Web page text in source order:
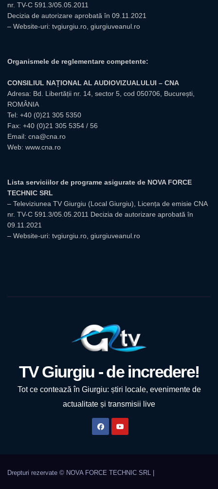
nr. TV-C 591.3/05.05.2011
Decizia de autorizare aprobată în 09.11.2021
– Website-uri: tvgiurgiu.ro giurgiuveanul.ro
Organismele de reglementare competente:
CONSILIUL NAȚIONAL AL AUDIOVIZUALULUI – CNA
Adresa: Bd. Libertății nr. 14, sector 5, cod 050706, București,
ROMÂNIA
Tel: +40 (0)21 305 5350
Fax: +40 (0)21 305 5354 / 56
Email: cna@cna.ro
Web: www.cna.ro
Lista serviciilor de programe asigurate de NOVA FORCE
TECHNIC SRL
– Televiziunea TV Giurgiu (Local Giurgiu), Licența de emisie CNA
nr. TV-C 591.3/05.05.2011 Decizia de autorizare aprobată în
09.11.2021
– Website-uri: tvgiurgiu.ro, giurgiuveanul.ro
TV Giurgiu - de incredere!
Tot ce contează în Giurgiu: știri locale, evenimente de
actualitate și transmisii live